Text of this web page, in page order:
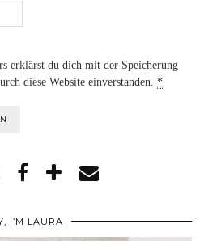
erklärst du dich mit der Speicherung
diese Website einverstanden. *
I’M LAURA